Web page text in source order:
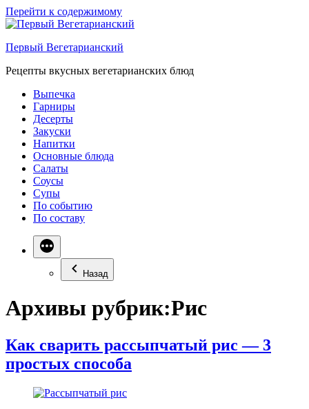
Перейти к содержимому
Первый Вегетарианский
Рецепты вкусных вегетарианских блюд
Выпечка
Гарниры
Десерты
Закуски
Напитки
Основные блюда
Салаты
Соусы
Супы
По событию
По составу
Назад
Архивы рубрик:Рис
Как сварить рассыпчатый рис — 3
простых способа